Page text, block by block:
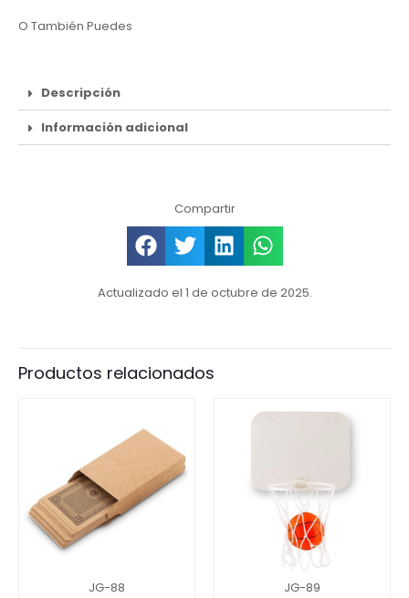
O También Puedes
Descripción
Información adicional
Compartir
Actualizado el 1 de octubre de 2025.
Productos relacionados
JG-88 JG-89